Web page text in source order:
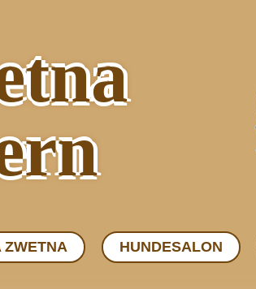
ZWETNA HUNDESALON